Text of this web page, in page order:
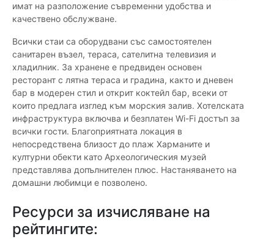
имат на разположение съвременни удобства и
качествено обслужване.
Всички стаи са оборудвани със самостоятелен
санитарен възел, тераса, сателитна телевизия и
хладилник. За хранене е предвиден основен
ресторант с лятна тераса и градина, както и дневен
бар в модерен стил и открит коктейл бар, всеки от
които предлага изглед към морския залив. Хотелската
инфраструктура включва и безплатен Wi-Fi достъп за
всички гости. Благоприятната локация в
непосредствена близост до плаж Харманите и
културни обекти като Археологическия музей
представлява допълнителен плюс. Настаняването на
домашни любимци е позволено.
Ресурси за изчисляване на
рейтингите: